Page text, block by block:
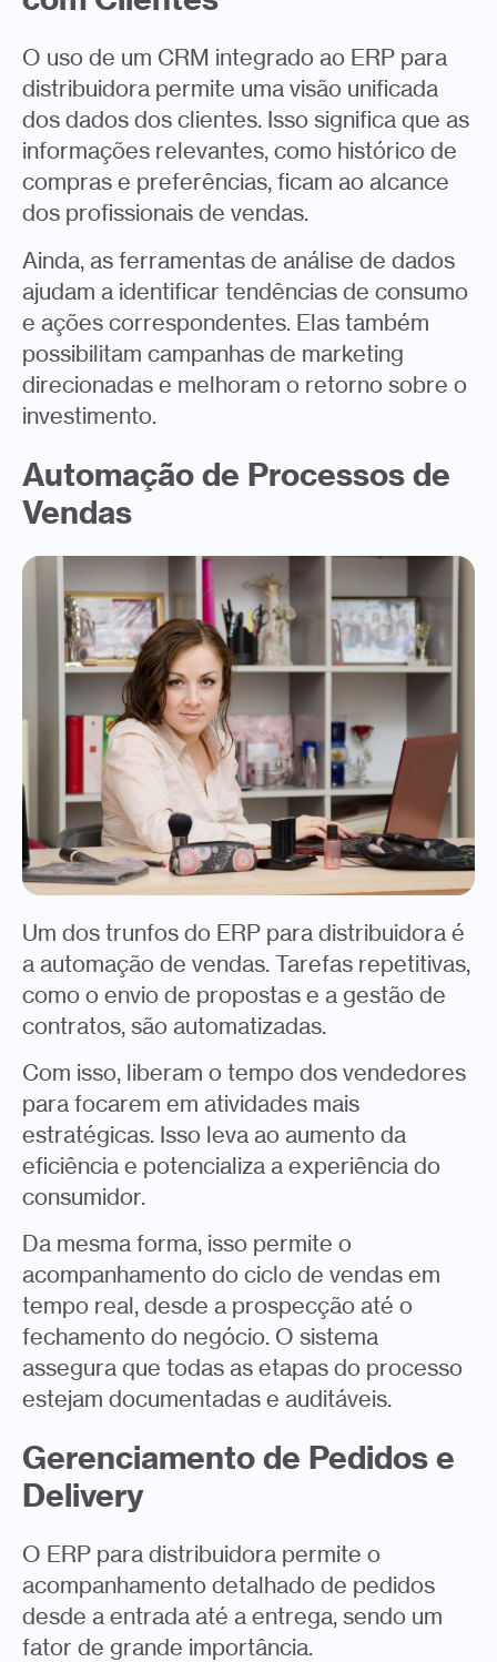
O uso de um CRM integrado ao ERP para
distribuidora permite uma visão unificada
dos dados dos clientes. Isso significa que as
informações relevantes, como histórico de
compras e preferências, ficam ao alcance
dos profissionais de vendas.
Ainda, as ferramentas de análise de dados
ajudam a identificar tendências de consumo
e ações correspondentes. Elas também
possibilitam campanhas de marketing
direcionadas e melhoram o retorno sobre o
investimento.
Automação de Processos de
Vendas
Um dos trunfos do ERP para distribuidora é
a automação de vendas. Tarefas repetitivas,
como o envio de propostas e a gestão de
contratos, são automatizadas.
Com isso, liberam o tempo dos vendedores
para focarem em atividades mais
estratégicas. Isso leva ao aumento da
eficiência e potencializa a experiência do
consumidor.
Da mesma forma, isso permite o
acompanhamento do ciclo de vendas em
tempo real, desde a prospecção até o
fechamento do negócio. O sistema
assegura que todas as etapas do processo
estejam documentadas e auditáveis.
Gerenciamento de Pedidos e
Delivery
O ERP para distribuidora permite o
acompanhamento detalhado de pedidos
desde a entrada até a entrega, sendo um
fator de grande importância.